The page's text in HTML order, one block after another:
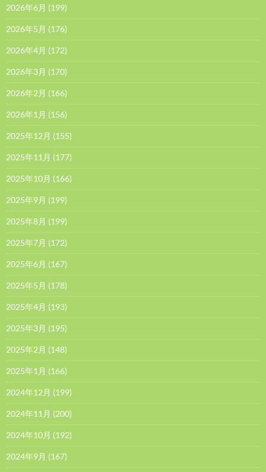
2026年6月 (199)
2026年5月 (176)
2026年4月 (172)
2026年3月 (170)
2026年2月 (166)
2026年1月 (156)
2025年12月 (155)
2025年11月 (177)
2025年10月 (166)
2025年9月 (199)
2025年8月 (199)
2025年7月 (172)
2025年6月 (167)
2025年5月 (178)
2025年4月 (193)
2025年3月 (195)
2025年2月 (148)
2025年1月 (166)
2024年12月 (199)
2024年11月 (200)
2024年10月 (192)
2024年9月 (167)